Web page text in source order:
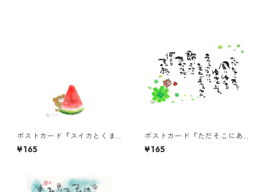
ポストカード『スイカとくま
ちゃん』
¥165
ポストカード『ただそこにあ
る。風にゆらり・・・』
¥165